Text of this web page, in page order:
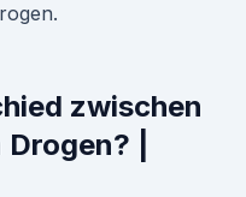
zwischen
|